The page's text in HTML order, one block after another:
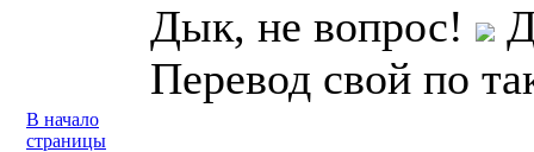
Дык, не вопрос!
Перевод свой по
В начало
страницы